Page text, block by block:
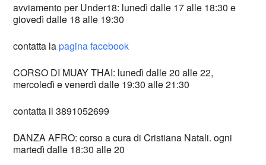
avviamento per Under18: lunedì dalle 17 alle 18:30 e
giovedì dalle 18 alle 19:30
contatta lapagina facebook
CORSO DI MUAY THAI: lunedì dalle 20 alle 22,
mercoledì e venerdì dalle 19:30 alle 21:30
contatta il 3891052699
DANZA AFRO: corso a cura di Cristiana Natali. ogni
martedì dalle 18:30 alle 20